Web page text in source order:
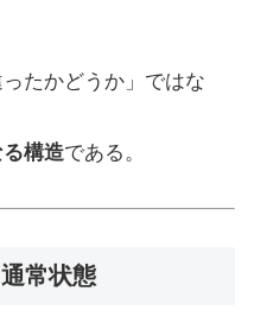
たかどうか」ではな
構造である。
常状態